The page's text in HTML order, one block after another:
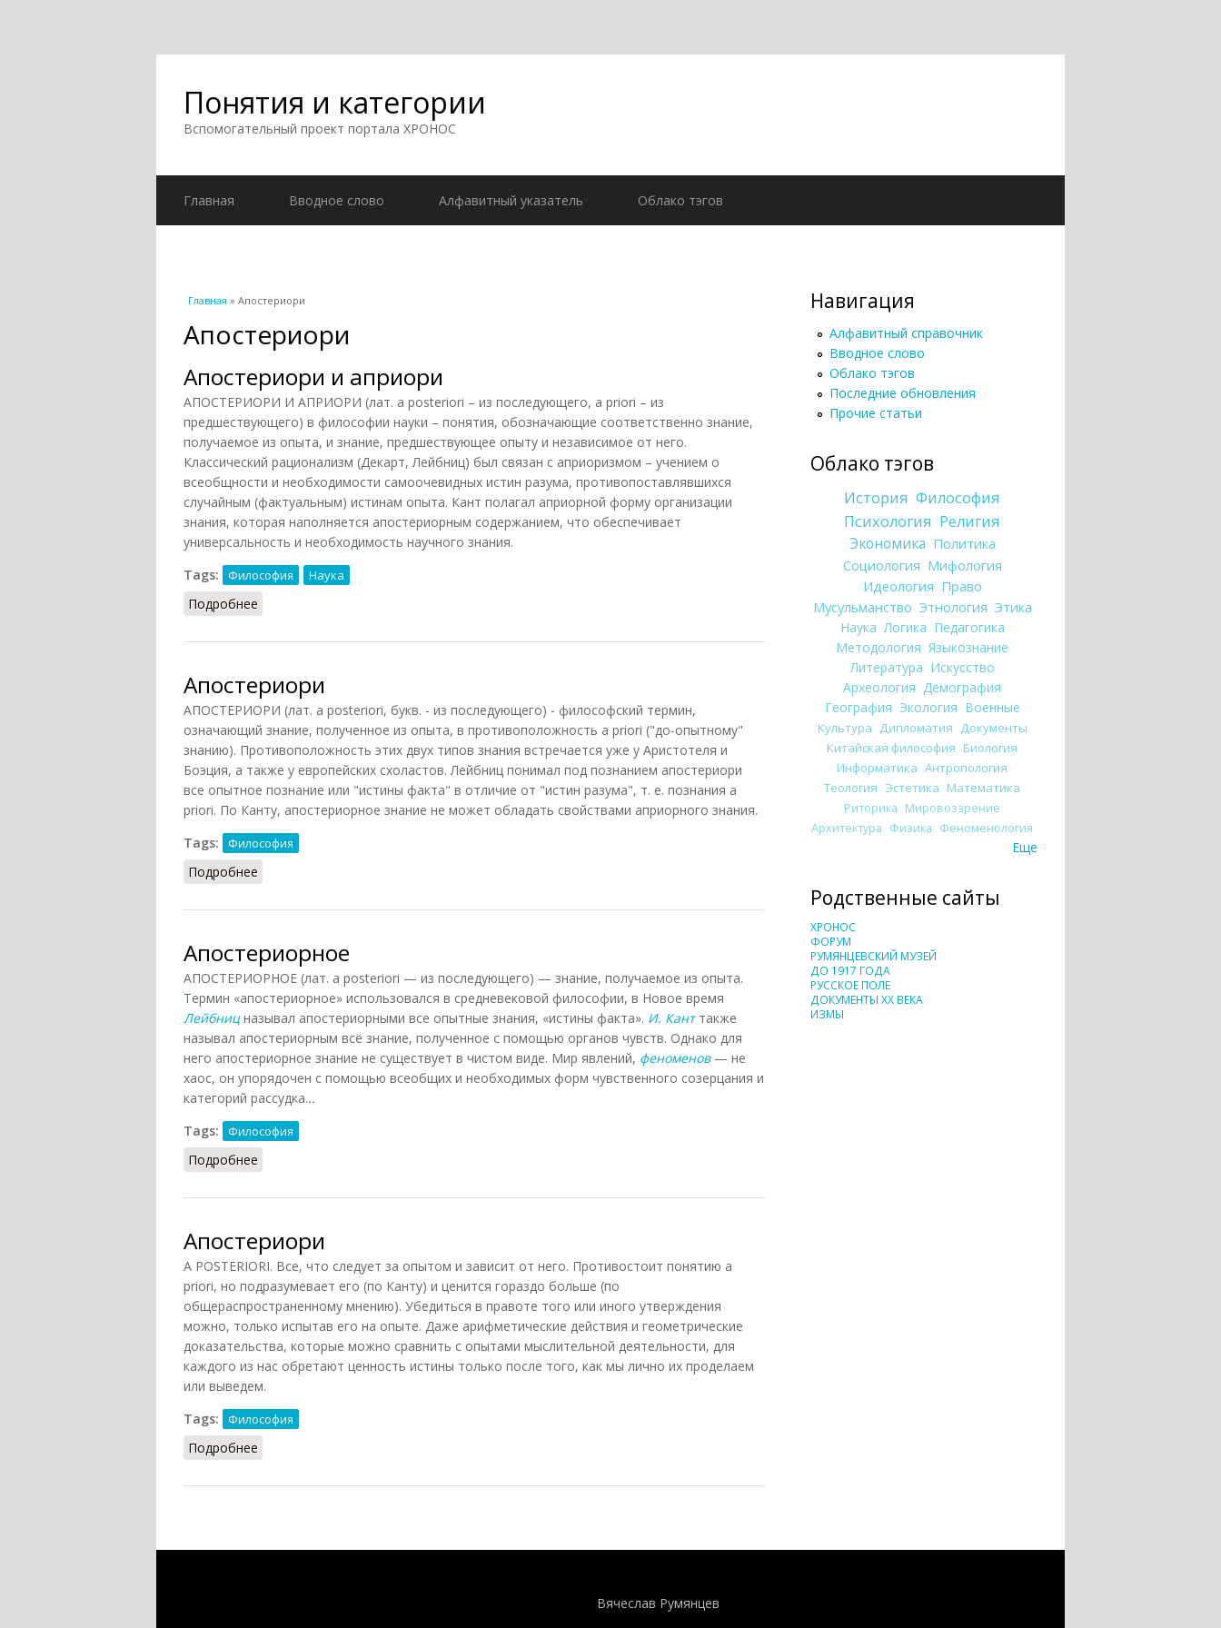
Понятия и категории
Вспомогательный проект портала ХРОНОС
Главная Вводное слово Алфавитный указатель Облако тэгов
Вы здесь
Главная » Апостериори
Апостериори
Апостериори и априори
АПОСТЕРИОРИ И АПРИОРИ (лат. a posteriori – из последующего, a priori – из
предшествующего) в философии науки – понятия, обозначающие соответственно знание,
получаемое из опыта, и знание, предшествующее опыту и независимое от него.
Классический рационализм (Декарт, Лейбниц) был связан с априоризмом – учением о
всеобщности и необходимости самоочевидных истин разума, противопоставлявшихся
случайным (фактуальным) истинам опыта. Кант полагал априорной форму организации
знания, которая наполняется апостериорным содержанием, что обеспечивает
универсальность и необходимость научного знания.
Tags:
Философия Наука
Подробнее
Апостериори
АПОСТЕРИОРИ (лат. a posteriori, букв. - из последующего) - философский термин,
означающий знание, полученное из опыта, в противоположность a priori ("до-опытному"
знанию). Противоположность этих двух типов знания встречается уже у Аристотеля и
Боэция, а также у европейских схоластов. Лейбниц понимал под познанием апостериори
все опытное познание или "истины факта" в отличие от "истин разума", т. е. познания a
priori. По Канту, апостериорное знание не может обладать свойствами априорного знания.
Tags:
Философия
Подробнее
Апостериорное
АПОСТЕРИОРНОЕ (лат. a posteriori — из последующего) — знание, получаемое из опыта.
Термин «апостериорное» использовался в средневековой философии, в Новое время
Лейбницназывал апостериорными все опытные знания, «истины факта». И. Канттакже
называл апостериорным всё знание, полученное с помощью органов чувств. Однако для
него апостериорное знание не существует в чистом виде. Мир явлений, феноменов— не
хаос, он упорядочен с помощью всеобщих и необходимых форм чувственного созерцания и
категорий рассудка...
Tags:
Философия
Подробнее
Апостериори
A POSTERIORI. Все, что следует за опытом и зависит от него. Противостоит понятию a
priori, но подразумевает его (по Канту) и ценится гораздо больше (по
общераспространенному мнению). Убедиться в правоте того или иного утверждения
можно, только испытав его на опыте. Даже арифметические действия и геометрические
доказательства, которые можно сравнить с опытами мыслительной деятельности, для
каждого из нас обретают ценность истины только после того, как мы лично их проделаем
или выведем.
Tags:
Философия
Подробнее
Навигация
Алфавитный справочник
Вводное слово
Облако тэгов
Последние обновления
Прочие статьи
Облако тэгов
История Философия
Психология Религия
Экономика Политика
Социология Мифология
Идеология Право
Мусульманство Этнология Этика
Наука Логика Педагогика
Методология Языкознание
Литература Искусство
Археология Демография
География Экология Военные
Культура Дипломатия Документы
Китайская философия Биология
Информатика Антропология
Теология Эстетика Математика
Риторика Мировоззрение
Архитектура Физика Феноменология
Еще
Родственные сайты
ХРОНОС
ФОРУМ
РУМЯНЦЕВСКИЙ МУЗЕЙ
ДО 1917 ГОДА
РУССКОЕ ПОЛЕ
ДОКУМЕНТЫ XX ВЕКА
ИЗМЫ
Вячеслав Румянцев